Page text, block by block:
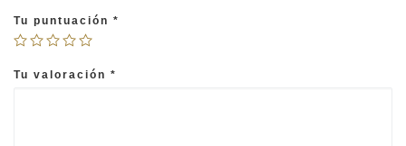
Tu puntuación *
Tu valoración *